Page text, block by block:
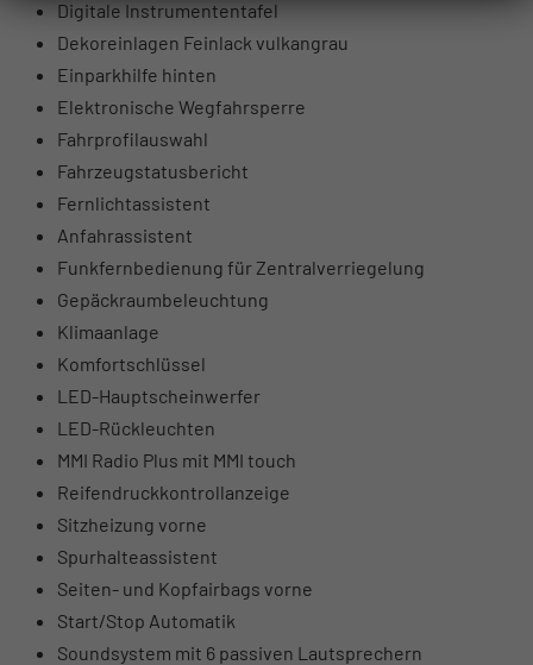
Digitale Instrumententafel
Dekoreinlagen Feinlack vulkangrau
Einparkhilfe hinten
Elektronische Wegfahrsperre
Fahrprofilauswahl
Fahrzeugstatusbericht
Fernlichtassistent
Anfahrassistent
Funkfernbedienung für Zentralverriegelung
Gepäckraumbeleuchtung
Klimaanlage
Komfortschlüssel
LED-Hauptscheinwerfer
LED-Rückleuchten
MMI Radio Plus mit MMI touch
Reifendruckkontrollanzeige
Sitzheizung vorne
Spurhalteassistent
Seiten- und Kopfairbags vorne
Start/Stop Automatik
Soundsystem mit 6 passiven Lautsprechern